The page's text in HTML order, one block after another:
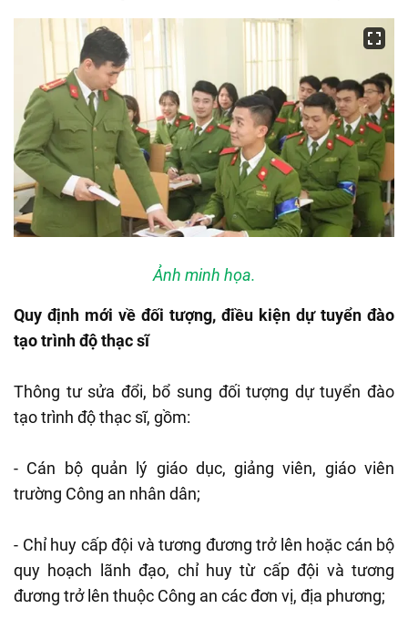
Ảnh minh họa.
Quy định mới về đối tượng, điều kiện dự tuyển đào
tạo trình độ thạc sĩ
Thông tư sửa đổi, bổ sung đối tượng dự tuyển đào
tạo trình độ thạc sĩ, gồm:
- Cán bộ quản lý giáo dục, giảng viên, giáo viên
trường Công an nhân dân;
- Chỉ huy cấp đội và tương đương trở lên hoặc cán bộ
quy hoạch lãnh đạo, chỉ huy từ cấp đội và tương
đương trở lên thuộc Công an các đơn vị, địa phương;